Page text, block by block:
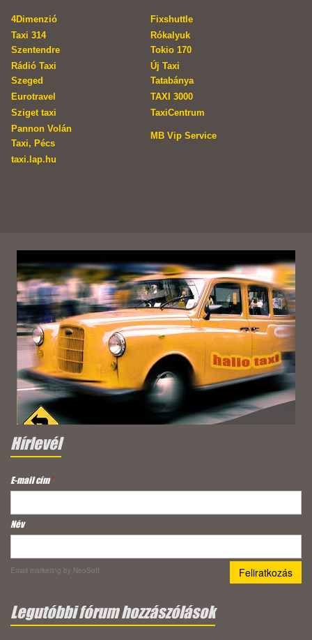
4Dimenzió
Fixshuttle
Taxi 314
Szentendre
Rókalyuk
Tokio 170
Rádió Taxi
Szeged
Új Taxi
Tatabánya
Eurotravel
TAXI 3000
Sziget taxi
TaxiCentrum
Pannon Volán
Taxi, Pécs
MB Vip Service
taxi.lap.hu
Hírlevél
E-mail cím*
Név
Email marketing by NeoSoft
Legutóbbi fórum hozzászólások